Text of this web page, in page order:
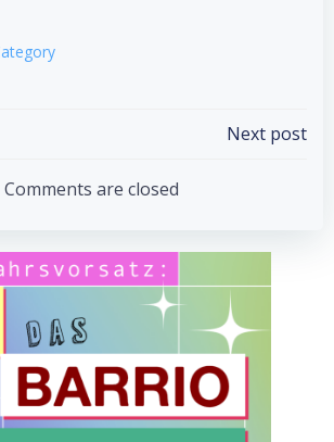
navigation
Next post
Comments are closed